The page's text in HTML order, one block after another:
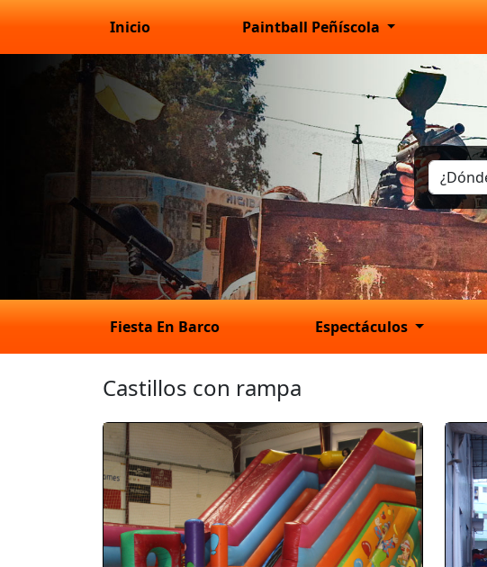
Inicio Paintball Peñíscola
Fiesta En Barco Espectáculos
Castillos con rampa